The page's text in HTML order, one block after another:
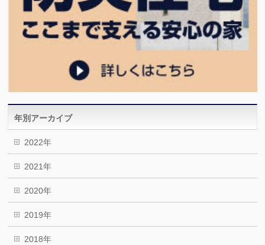
年別アーカイブ
2022年
2021年
2020年
2019年
2018年